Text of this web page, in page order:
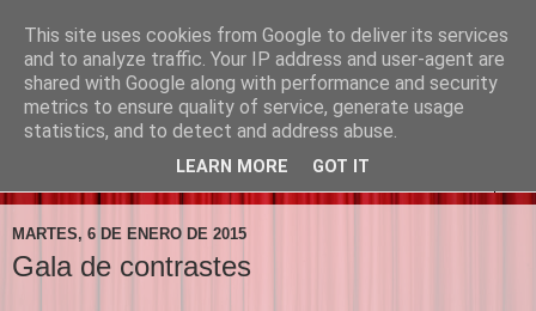
Prima la Música
"Primero la música, luego las palabras"
MARTES, 6 DE ENERO DE 2015
Gala de contrastes
This site uses cookies from Google to deliver its services
and to analyze traffic. Your IP address and user-agent are
shared with Google along with performance and security
metrics to ensure quality of service, generate usage
statistics, and to detect and address abuse.
LEARN MORE GOT IT